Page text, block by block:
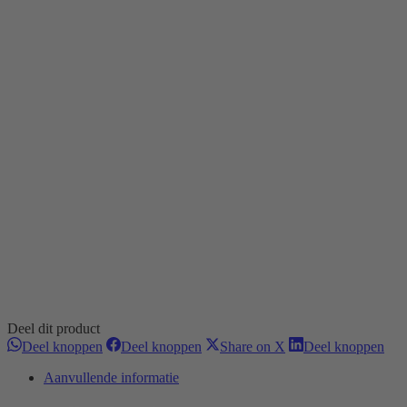
Deel dit product
Deel knoppen DeelDeel knoppen DeelShare on X DeelDeel knoppen
Aanvullende informatie